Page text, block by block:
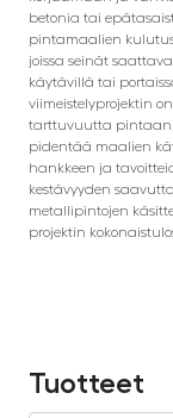
betonia tai
pintamaalien
joissa seinät
käytävillä tai
viimeistelyprojektin
tarttuvuutta
pidentää maalien
hankkeen ja
kestävyyden
metallipintojen
projektin
Tuotteet